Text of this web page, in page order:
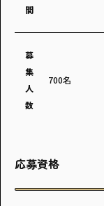
間
募
集
人
数
700名
応募資格